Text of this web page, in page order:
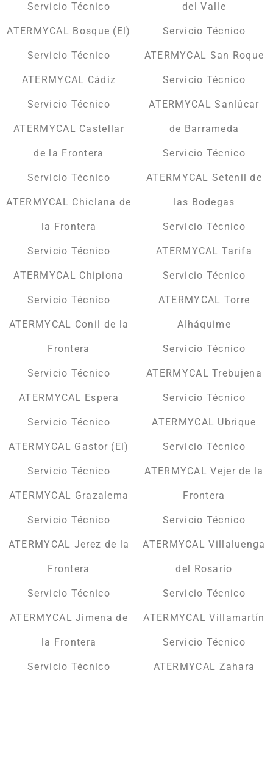
Servicio Técnico
ATERMYCAL Bosque (El)
Servicio Técnico
ATERMYCAL Cádiz
Servicio Técnico
ATERMYCAL Castellar
de la Frontera
Servicio Técnico
ATERMYCAL Chiclana de
la Frontera
Servicio Técnico
ATERMYCAL Chipiona
Servicio Técnico
ATERMYCAL Conil de la
Frontera
Servicio Técnico
ATERMYCAL Espera
Servicio Técnico
ATERMYCAL Gastor (El)
Servicio Técnico
ATERMYCAL Grazalema
Servicio Técnico
ATERMYCAL Jerez de la
Frontera
Servicio Técnico
ATERMYCAL Jimena de
la Frontera
Servicio Técnico
del Valle
Servicio Técnico
ATERMYCAL San Roque
Servicio Técnico
ATERMYCAL Sanlúcar
de Barrameda
Servicio Técnico
ATERMYCAL Setenil de
las Bodegas
Servicio Técnico
ATERMYCAL Tarifa
Servicio Técnico
ATERMYCAL Torre
Alháquime
Servicio Técnico
ATERMYCAL Trebujena
Servicio Técnico
ATERMYCAL Ubrique
Servicio Técnico
ATERMYCAL Vejer de la
Frontera
Servicio Técnico
ATERMYCAL Villaluenga
del Rosario
Servicio Técnico
ATERMYCAL Villamartín
Servicio Técnico
ATERMYCAL Zahara